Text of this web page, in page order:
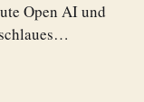
Open AI und